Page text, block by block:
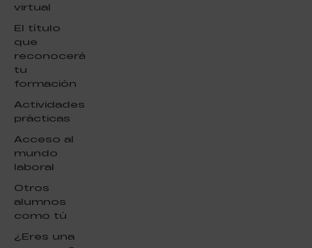
virtual
El título
que
reconocerá
tu
formación
Actividades
prácticas
Acceso al
mundo
laboral
Otros
alumnos
como tú
¿Eres una